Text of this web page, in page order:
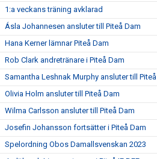
1:a veckans träning avklarad
Ásla Johannesen ansluter till Piteå Dam
Hana Kerner lämnar Piteå Dam
Rob Clark andretränare i Piteå Dam
Samantha Leshnak Murphy ansluter till Piteå
Olivia Holm ansluter till Piteå Dam
Wilma Carlsson ansluter till Piteå Dam
Josefin Johansson fortsätter i Piteå Dam
Spelordning Obos Damallsvenskan 2023